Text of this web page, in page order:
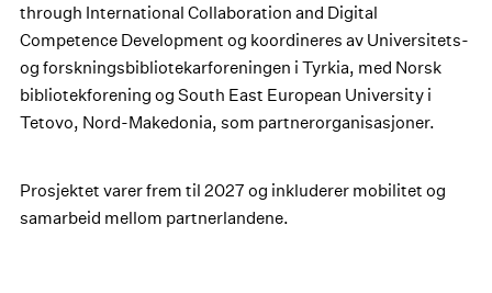
through International Collaboration and Digital
Competence Development og koordineres av Universitets-
og forskningsbibliotekarforeningen i Tyrkia, med Norsk
bibliotekforening og South East European University i
Tetovo, Nord-Makedonia, som partnerorganisasjoner.
Prosjektet varer frem til 2027 og inkluderer mobilitet og
samarbeid mellom partnerlandene.